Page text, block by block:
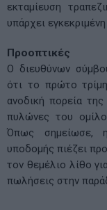
εκταμίευση
υπάρχει
Προοπτικές
Ο διευθύνων
ότι το πρώτο
ανοδική πορεία
πυλώνες του
Όπως σημείωσε,
υποδομής πιέζει
τον θεμέλιο λίθο
πωλήσεις στην